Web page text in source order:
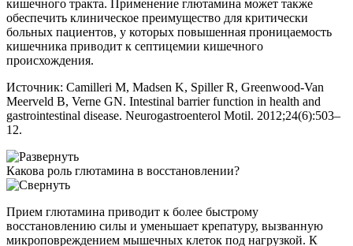
кишечного тракта. Применение глютамина может также
обеспечить клиническое преимущество для критически
больных пациентов, у которых повышенная проницаемость
кишечника приводит к септицемии кишечного
происхождения.
Источник: Camilleri M, Madsen K, Spiller R, Greenwood-Van
Meerveld B, Verne GN. Intestinal barrier function in health and
gastrointestinal disease. Neurogastroenterol Motil. 2012;24(6):503–
12.
Какова роль глютамина в восстановлении?
Прием глютамина приводит к более быстрому
восстановлению силы и уменьшает крепатуру, вызванную
микроповреждением мышечных клеток под нагрузкой. К